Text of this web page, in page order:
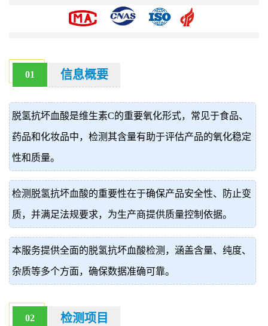
01 信息概要
脱氢抗坏血酸是维生素C的重要氧化形式，常见于食品、
药品和化妆品中，检测其含量有助于评估产品的氧化稳定
性和质量。
检测脱氢抗坏血酸的重要性在于确保产品安全性、防止变
质，并满足法规要求，为生产商提供质量控制依据。
本服务提供全面的脱氢抗坏血酸检测，涵盖含量、纯度、
杂质等多个方面，确保数据准确可靠。
02 检测项目
价
真
伪
询